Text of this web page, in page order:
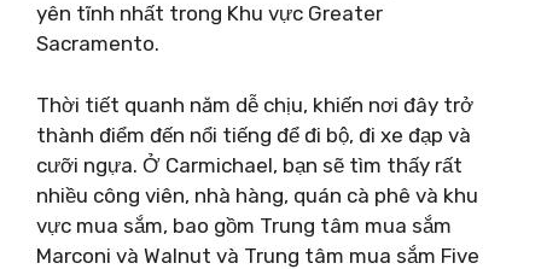
yên tĩnh nhất trong Khu vực Greater
Sacramento.
Thời tiết quanh năm dễ chịu, khiến nơi đây trở
thành điểm đến nổi tiếng để đi bộ, đi xe đạp và
cưỡi ngựa. Ở Carmichael, bạn sẽ tìm thấy rất
nhiều công viên, nhà hàng, quán cà phê và khu
vực mua sắm, bao gồm Trung tâm mua sắm
Marconi và Walnut và Trung tâm mua sắm Five